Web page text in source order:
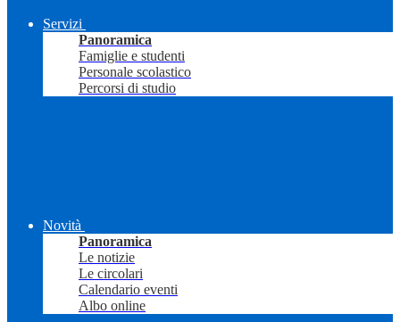
Servizi
Panoramica
Famiglie e studenti
Personale scolastico
Percorsi di studio
Novità
Panoramica
Le notizie
Le circolari
Calendario eventi
Albo online